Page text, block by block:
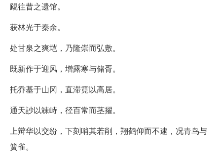
覛往昔之遗馆。
获林光于秦余。
处甘泉之爽垲，乃隆崇而弘敷。
既新作于迎风，增露寒与储胥。
托乔基于山冈，直滞霓以高居。
通天訬以竦峙，径百常而茎擢。
上辩华以交纷，下刻哨其若削，翔鹤仰而不逮，况青鸟与
簧雀。